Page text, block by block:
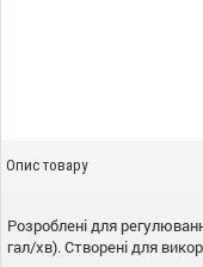
Опис товару
Розроблені для
гал/хв). Створені для